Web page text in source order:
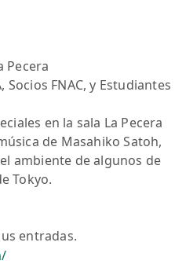
Pecera
Socios FNAC, y Estudiantes
en la sala La Pecera
de Masahiko Satoh,
ambiente de algunos de
Tokyo.
entradas.